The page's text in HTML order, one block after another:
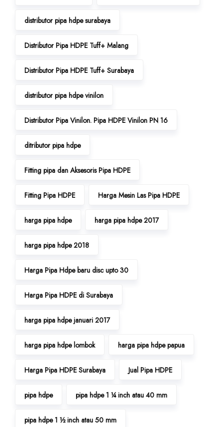
distributor pipa hdpe surabaya
Distributor Pipa HDPE Tuff+ Malang
Distributor Pipa HDPE Tuff+ Surabaya
distributor pipa hdpe vinilon
Distributor Pipa Vinilon. Pipa HDPE Vinilon PN 16
ditributor pipa hdpe
Fitting pipa dan Aksesoris Pipa HDPE
Fitting Pipa HDPE Harga Mesin Las Pipa HDPE
harga pipa hdpe harga pipa hdpe 2017
harga pipa hdpe 2018
Harga Pipa Hdpe baru disc upto 30
Harga Pipa HDPE di Surabaya
harga pipa hdpe januari 2017
harga pipa hdpe lombok harga pipa hdpe papua
Harga Pipa HDPE Surabaya Jual Pipa HDPE
pipa hdpe pipa hdpe 1 ¼ inch atau 40 mm
pipa hdpe 1 ½ inch atau 50 mm